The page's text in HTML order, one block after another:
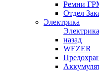
Ремни
Отдел
Электрика
Электрика
назад
WEZER